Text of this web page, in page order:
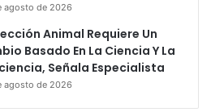
agosto de 2026
Animal Requiere Un
Basado En La Ciencia Y La
Señala Especialista
agosto de 2026